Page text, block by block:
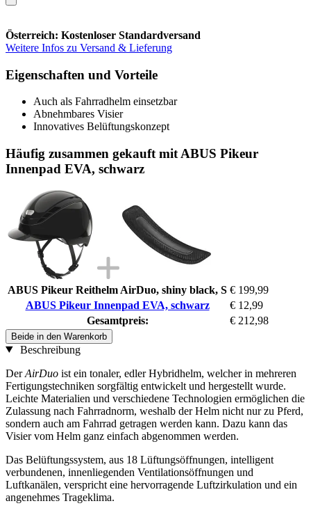
Österreich: Kostenloser Standardversand
Weitere Infos zu Versand & Lieferung
Eigenschaften und Vorteile
Auch als Fahrradhelm einsetzbar
Abnehmbares Visier
Innovatives Belüftungskonzept
Häufig zusammen gekauft mit ABUS Pikeur
Innenpad EVA, schwarz
ABUS Pikeur Reithelm AirDuo, shiny black, S € 199,99
ABUS Pikeur Innenpad EVA, schwarz
€ 12,99
Gesamtpreis:
€ 212,98
Beide in den Warenkorb
Beschreibung
DerAirDuo ist ein tonaler, edler Hybridhelm, welcher in mehreren
Fertigungstechniken sorgfältig entwickelt und hergestellt wurde.
Leichte Materialien und verschiedene Technologien ermöglichen die
Zulassung nach Fahrradnorm, weshalb der Helm nicht nur zu Pferd,
sondern auch am Fahrrad getragen werden kann. Dazu kann das
Visier vom Helm ganz einfach abgenommen werden.
Das Belüftungssystem, aus 18 Lüftungsöffnungen, intelligent
verbundenen, innenliegenden Ventilationsöffnungen und
Luftkanälen, verspricht eine hervorragende Luftzirkulation und ein
angenehmes Trageklima.